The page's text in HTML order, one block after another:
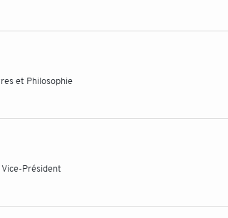
et Philosophie
Président